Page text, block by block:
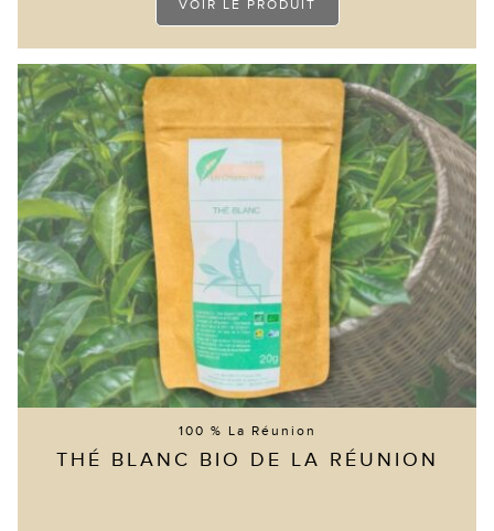
VOIR LE PRODUIT
a
variations.
Les
options
peuvent
être
choisies
sur
la
page
du
produit
100 % La Réunion
THÉ BLANC BIO DE LA RÉUNION